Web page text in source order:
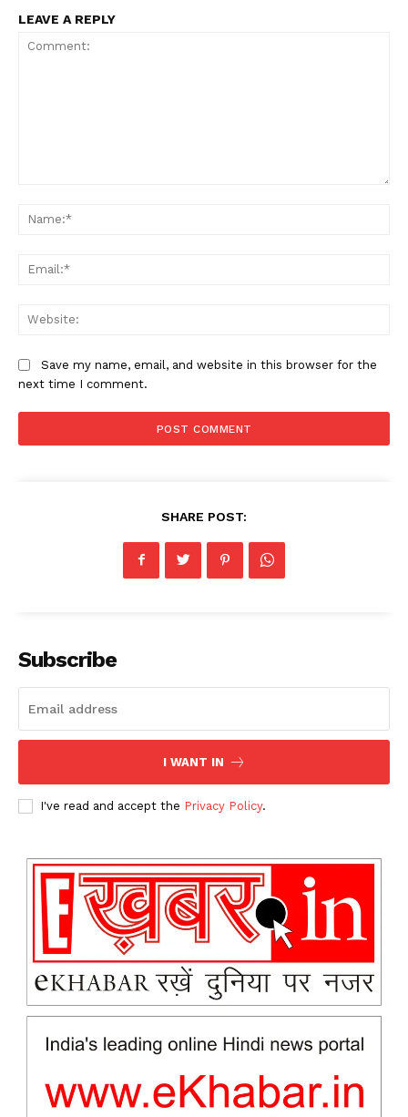
LEAVE A REPLY
Save my name, email, and website in this browser for the
next time I comment.
SHARE POST:
Subscribe
I WANT IN
I've read and accept the Privacy Policy.